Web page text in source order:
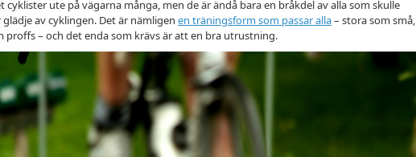
cyklister ute på vägarna många, men de är ändå bara en bråkdel av alla som skulle
av cyklingen. Det är nämligen en träningsform som passar alla– stora som små,
proffs – och det enda som krävs är att en bra utrustning.